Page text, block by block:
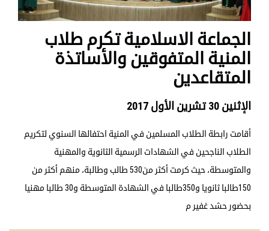
الجماعة الاسلامية تكرم طلاب
المنية المتفوقين والأساتذة
المتقاعدين
الإثنين 30 تشرين الأول 2017
أقامت رابطة الطلاب المسلمين في المنية احتفالها السنوي لتكريم
الطلاب الناجحين في الشهادات الرسمية الثانوية والمهنية
والمتوسطة، حيث كرمت أكثر من530 طالب وطالبة، منهم أكثر من
150طالبا ثانويا و350طالبا في الشهادة المتوسطة و30 طالبا مهنيا
بحضور حشد غفير م